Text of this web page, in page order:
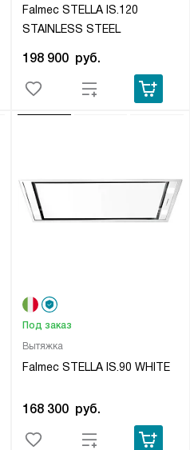
Falmec STELLA IS.120
STAINLESS STEEL
198 900 руб.
Вытяжка
Falmec STELLA IS.90 WHITE
Под заказ
168 300 руб.